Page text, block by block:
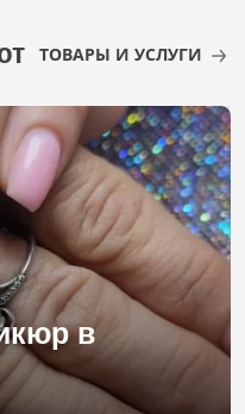
ТОВАРЫ И УСЛУГИ
в